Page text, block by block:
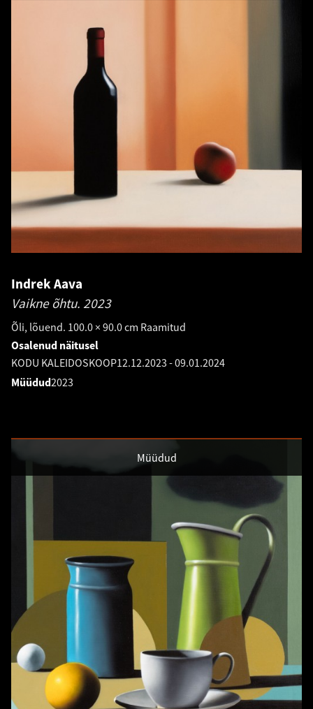
Indrek Aava
Vaikne õhtu. 2023
Õli, lõuend. 100.0 × 90.0 cm Raamitud
Osalenud näitusel
KODU KALEIDOSKOOP12.12.2023 -09.01.2024
Müüdud2023
Müüdud